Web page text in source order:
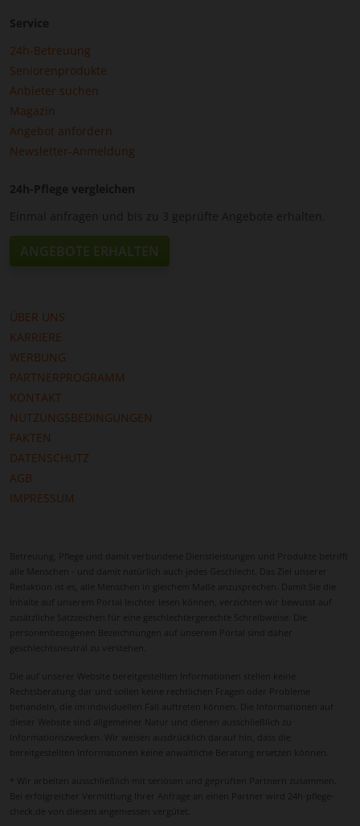
Service
24h-Betreuung
Seniorenprodukte
Anbieter suchen
Magazin
Angebot anfordern
Newsletter-Anmeldung
24h-Pflege vergleichen
Einmal anfragen und bis zu 3 geprüfte Angebote erhalten.
ANGEBOTE ERHALTEN
ÜBER UNS
KARRIERE
WERBUNG
PARTNERPROGRAMM
KONTAKT
NUTZUNGSBEDINGUNGEN
FAKTEN
DATENSCHUTZ
AGB
IMPRESSUM
Betreuung, Pflege und damit verbundene Dienstleistungen und Produkte betrifft
alle Menschen - und damit natürlich auch jedes Geschlecht. Das Ziel unserer
Redaktion ist es, alle Menschen in gleichem Maße anzusprechen. Damit Sie die
Inhalte auf unserem Portal leichter lesen können, verzichten wir bewusst auf
zusätzliche Satzzeichen für eine geschlechtergerechte Schreibweise. Die
personenbezogenen Bezeichnungen auf unserem Portal sind daher
geschlechtsneutral zu verstehen.
Die auf unserer Website bereitgestellten Informationen stellen keine
Rechtsberatung dar und sollen keine rechtlichen Fragen oder Probleme
behandeln, die im individuellen Fall auftreten können. Die Informationen auf
dieser Website sind allgemeiner Natur und dienen ausschließlich zu
Informationszwecken. Wir weisen ausdrücklich darauf hin, dass die
bereitgestellten Informationen keine anwaltliche Beratung ersetzen können.
* Wir arbeiten ausschließlich mit seriösen und geprüften Partnern zusammen.
Bei erfolgreicher Vermittlung Ihrer Anfrage an einen Partner wird 24h-pflege-
check.de von diesem angemessen vergütet.